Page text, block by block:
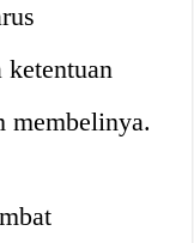
ketentuan
membelinya.